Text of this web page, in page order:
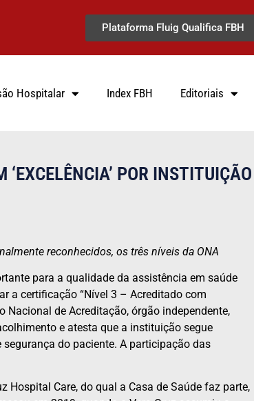
Plataforma Fluig Qualifica FBH
Hospitalar Index FBH Editoriais
POR INSTITUIÇÃO
reconhecidos, os três níveis da ONA
para a qualidade da assistência em saúde
a certificação “Nível 3 – Acreditado com
Nacional de Acreditação, órgão independente,
e atesta que a instituição segue
do paciente. A participação das
Hospital Care, do qual a Casa de Saúde faz parte,